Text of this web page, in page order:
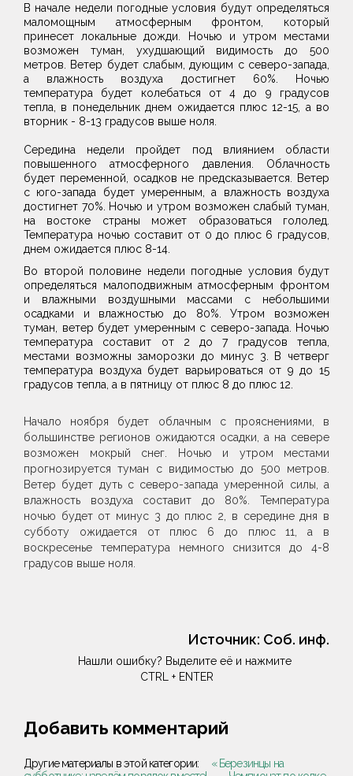
В начале недели погодные условия будут определяться
маломощным атмосферным фронтом, который
принесет локальные дожди. Ночью и утром местами
возможен туман, ухудшающий видимость до 500
метров. Ветер будет слабым, дующим с северо-запада,
а влажность воздуха достигнет 60%. Ночью
температура будет колебаться от 4 до 9 градусов
тепла, в понедельник днем ожидается плюс 12-15, а во
вторник - 8-13 градусов выше ноля.
Середина недели пройдет под влиянием области
повышенного атмосферного давления. Облачность
будет переменной, осадков не предсказывается. Ветер
с юго-запада будет умеренным, а влажность воздуха
достигнет 70%. Ночью и утром возможен слабый туман,
на востоке страны может образоваться гололед.
Температура ночью составит от 0 до плюс 6 градусов,
днем ожидается плюс 8-14.
Во второй половине недели погодные условия будут
определяться малоподвижным атмосферным фронтом
и влажными воздушными массами с небольшими
осадками и влажностью до 80%. Утром возможен
туман, ветер будет умеренным с северо-запада. Ночью
температура составит от 2 до 7 градусов тепла,
местами возможны заморозки до минус 3. В четверг
температура воздуха будет варьироваться от 9 до 15
градусов тепла, а в пятницу от плюс 8 до плюс 12.
Начало ноября будет облачным с прояснениями, в
большинстве регионов ожидаются осадки, а на севере
возможен мокрый снег. Ночью и утром местами
прогнозируется туман с видимостью до 500 метров.
Ветер будет дуть с северо-запада умеренной силы, а
влажность воздуха составит до 80%. Температура
ночью будет от минус 3 до плюс 2, в середине дня в
субботу ожидается от плюс 6 до плюс 11, а в
воскресенье температура немного снизится до 4-8
градусов выше ноля.
Источник: Соб. инф.
Нашли ошибку? Выделите её и нажмите
CTRL + ENTER
Добавить комментарий
Другие материалы в этой категории:
« Березинцы на